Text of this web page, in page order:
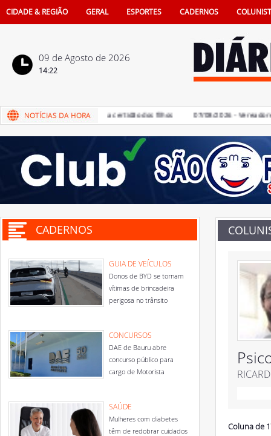
CIDADE & REGIÃO GERAL ESPORTES CADERNOS
09 de Agosto de 2026
14:22
pais na vida e também na certidão dos filhos 07/08/2026 - Vereadores
CADERNOS
GUIA DE VEÍCULOS
Donos de BYD se tornam
vítimas de brincadeira
perigosa no trânsito
CONCURSOS
DAE de Bauru abre
concurso público para
cargo de Motorista
SAÚDE
Mulheres com diabetes
têm de redobrar cuidados
Coluna de